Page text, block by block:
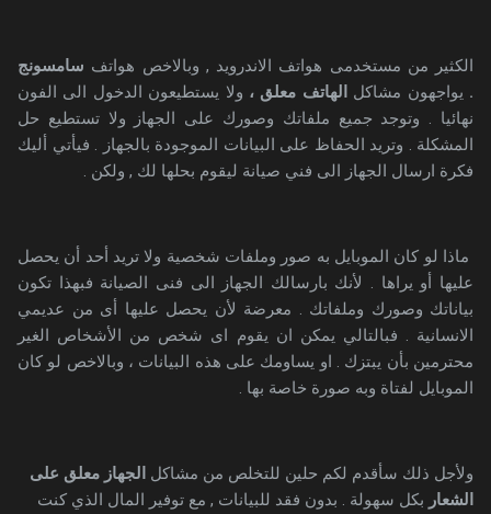
الكثير من مستخدمى هواتف الاندرويد , وبالاخص هواتفسامسونج
يواجهون مشاكلالهاتف معلق ، ولا يستطيعون الدخول الى الفون
نهائيا . وتوجد جميع ملفاتك وصورك على الجهاز ولا تستطيع حل
المشكلة . وتريد الحفاظ على البيانات الموجودة بالجهاز . فيأتي أليك
فكرة ارسال الجهاز الى فني صيانة ليقوم بحلها لك , ولكن .
ماذا لو كان الموبايل به صور وملفات شخصية ولا تريد أحد أن يحصل
عليها أو يراها . لأنك بارسالك الجهاز الى فنى الصيانة فبهذا تكون
بياناتك وصورك وملفاتك . معرضة لأن يحصل عليها أى من عديمي
الانسانية . فبالتالي يمكن ان يقوم اى شخص من الأشخاص الغير
محترمين بأن يبتزك . او يساومك على هذه البيانات ، وبالاخص لو كان
الموبايل لفتاة وبه صورة خاصة بها .
ولأجل ذلك سأقدم لكم حلين للتخلص من مشاكلالجهاز معلق على
الشعاربكل سهولة . بدون فقد للبيانات , مع توفير المال الذي كنت